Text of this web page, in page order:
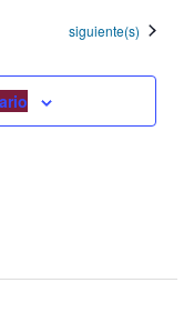
Eventos
siguiente(s)